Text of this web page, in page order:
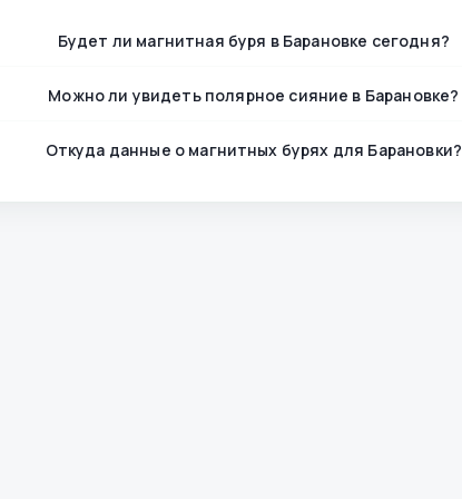
Будет ли магнитная буря в Барановке сегодня?
Можно ли увидеть полярное сияние в Барановке?
Откуда данные о магнитных бурях для Барановки?